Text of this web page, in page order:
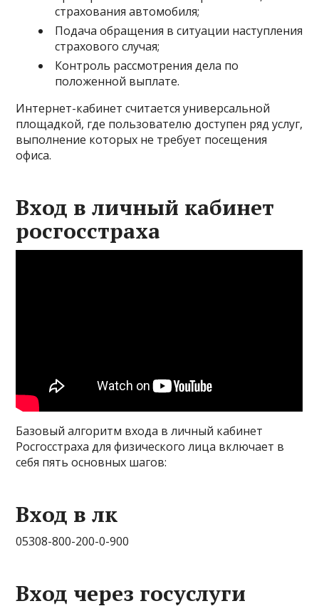
страхования автомобиля;
Подача обращения в ситуации наступления
страхового случая;
Контроль рассмотрения дела по
положенной выплате.
Интернет-кабинет считается универсальной
площадкой, где пользователю доступен ряд услуг,
выполнение которых не требует посещения
офиса.
Вход в личный кабинет
росгосстраха
Базовый алгоритм входа в личный кабинет
Росгосстраха для физического лица включает в
себя пять основных шагов:
Вход в лк
05308-800-200-0-900
Вход через госуслуги